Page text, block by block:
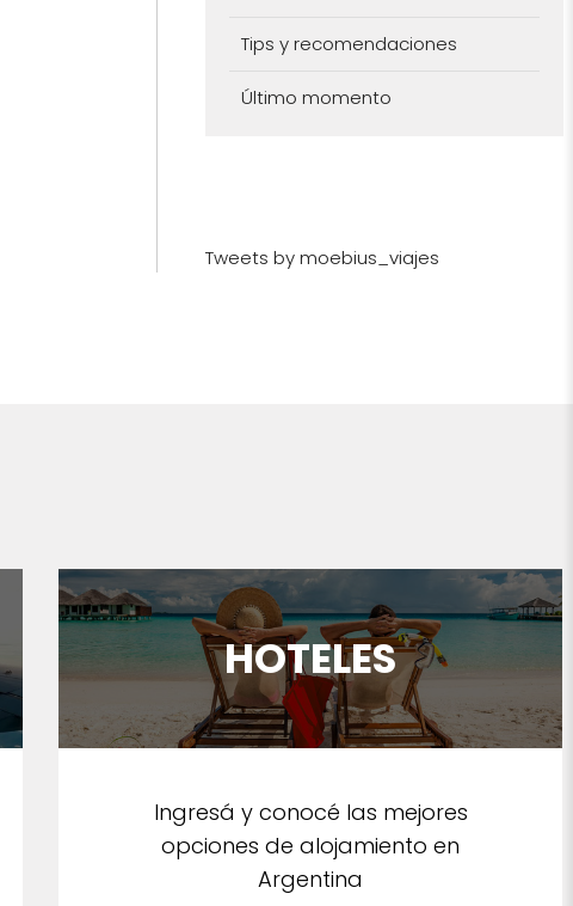
Tips y recomendaciones
Último momento
Tweets by moebius_viajes
HOTELES
Ingresá y conocé las mejores
opciones de alojamiento en
Argentina